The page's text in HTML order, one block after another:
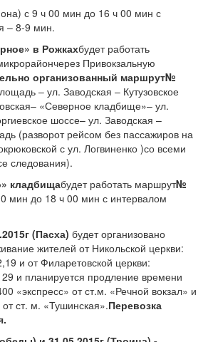
с 9 ч 00 мин до 16 ч 00 мин с
– 8-9 мин.
в Рожкахбудет работать
Привокзальную
организованный маршрут№
– ул. Заводская – Кутузовское
«Северное кладбище»– ул.
шоссе– ул. Заводская –
(разворот рейсом без пассажиров на
с ул. Логвиненко )со всеми
следования).
кладбищабудет работать маршрут№
мин до 18 ч 00 мин с интервалом
(Пасха) будет организовано
жителей от Никольской церкви:
и от Филаретовской церкви:
и планируется продление времени
«экспресс» от ст.м. «Речной вокзал» и
ст. м. «Тушинская».Перевозка